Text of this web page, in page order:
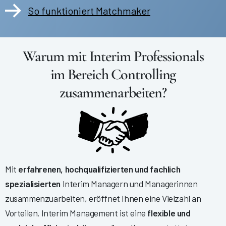
So funktioniert Matchmaker
Warum mit Interim Professionals
im Bereich Controlling
zusammenarbeiten?
Mit erfahrenen, hochqualifizierten und fachlich
spezialisierten Interim Managern und Managerinnen
zusammenzuarbeiten, eröffnet Ihnen eine Vielzahl an
Vorteilen. Interim Management ist eine flexible und